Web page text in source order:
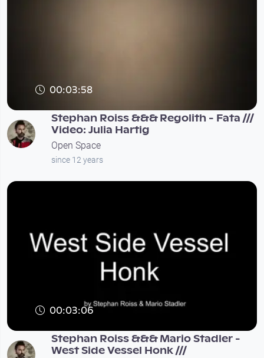
00:03:58
Stephan Roiss &&& Regolith - Fata ///
Video: Julia Hartig
Open Space
since 12 years
00:03:06
Stephan Roiss &&& Mario Stadler -
West Side Vessel Honk ///